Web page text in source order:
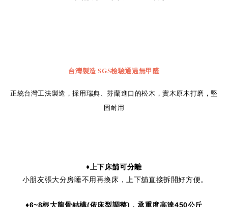
台灣製造 SGS檢驗通過無甲醛
正統台灣工法製造，採用瑞典、芬蘭進口的松木，實木原木打磨，堅
固耐用
♦上下床舖可分離
小朋友張大分房睡不用再換床，上下舖直接拆開好方便。
♦6~8根大龍骨結構(依床型調整) ，承重度高達450公斤